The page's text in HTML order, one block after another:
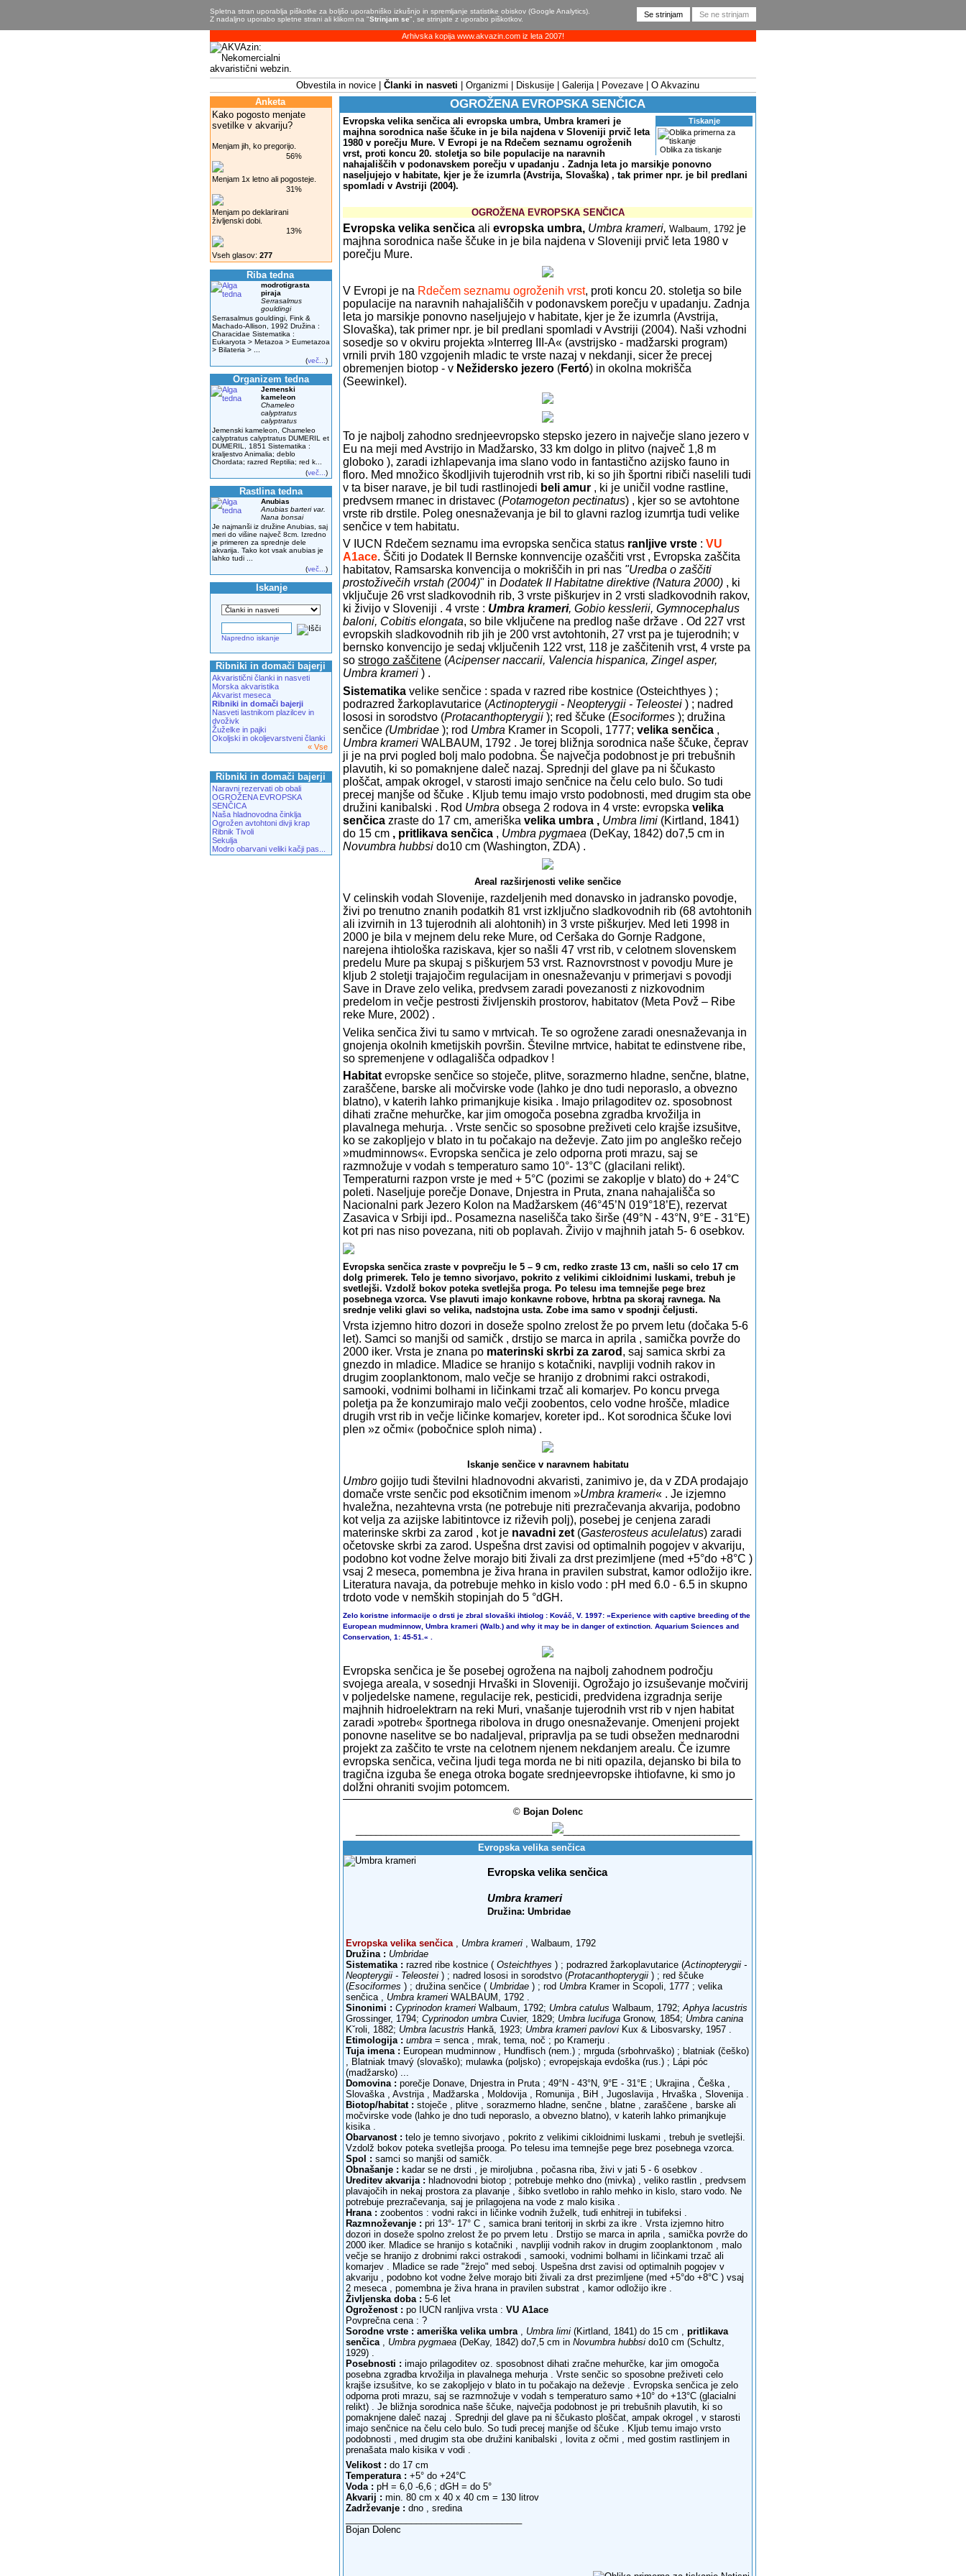
Spletna stran uporablja piškotke za boljšo uporabniško izkušnjo in spremljanje statistike obiskov (Google Analytics).
Z nadaljno uporabo spletne strani ali klikom na "Strinjam se", se strinjate z uporabo piškotkov.
Arhivska kopija www.akvazin.com iz leta 2007!
Obvestila in novice Članki in nasveti Organizmi Diskusije Galerija Povezave
O Akvazinu
Anketa
Kako pogosto menjate
svetilke v akvariju?
Menjam jih, ko pregorijo.
56%
Menjam 1x letno ali pogosteje.
31%
Menjam po deklarirani
življenski dobi.
13%
Vseh glasov: 277
Riba tedna
modrotigrasta
piraja
Serrasalmus
gouldingi
Serrasalmus gouldingi, Fink &
Machado-Allison, 1992 Družina :
Characidae Sistematika :
Eukaryota > Metazoa > Eumetazoa
> Bilateria > ...
(več... )
Organizem tedna
Jemenski
kameleon
Chameleo
calyptratus
calyptratus
Jemenski kameleon, Chameleo
calyptratus calyptratus DUMERIL et
DUMERIL, 1851 Sistematika :
kraljestvo Animalia; deblo
Chordata; razred Reptilia; red k...
(več... )
Rastlina tedna
Anubias
Anubias barteri var.
Nana bonsai
Je najmanši iz družine Anubias, saj
meri do višine največ 8cm. Izredno
je primeren za sprednje dele
akvarija. Tako kot vsak anubias je
lahko tudi ...
(več... )
Iskanje
Napredno iskanje
Ribniki in domači bajerji
Akvaristični članki in nasveti
Morska akvaristika
Akvarist meseca
Ribniki in domači bajerji
Nasveti lastnikom plazilcev in
dvoživk
Žuželke in pajki
Okoljski in okoljevarstveni članki
« Vse
Ribniki in domači bajerji
Naravni rezervati ob obali
OGROŽENA EVROPSKA
SENČICA
Naša hladnovodna činklja
Ogrožen avtohtoni divji krap
Ribnik Tivoli
Sekulja
Modro obarvani veliki kačji pas...
OGROŽENA EVROPSKA SENČICA
Tiskanje
Oblika za tiskanje
Evropska velika senčica ali evropska umbra, Umbra krameri je
majhna sorodnica naše ščuke in je bila najdena v Sloveniji prvič leta
1980 v porečju Mure. V Evropi je na Rdečem seznamu ogroženih
vrst, proti koncu 20. stoletja so bile populacije na naravnih
nahajališčih v podonavskem porečju v upadanju . Zadnja leta jo marsikje ponovno
naseljujejo v habitate, kjer je že izumrla (Avstrija, Slovaška) , tak primer npr. je bil predlani
spomladi v Avstriji (2004).
OGROŽENA EVROPSKA SENČICA
Evropska velika senčica ali evropska umbra, Umbra krameri, Walbaum, 1792 je
majhna sorodnica naše ščuke in je bila najdena v Sloveniji prvič leta 1980 v
porečju Mure.
V Evropi je na Rdečem seznamu ogroženih vrst, proti koncu 20. stoletja so bile
populacije na naravnih nahajališčih v podonavskem porečju v upadanju. Zadnja
leta jo marsikje ponovno naseljujejo v habitate, kjer je že izumrla (Avstrija,
Slovaška), tak primer npr. je bil predlani spomladi v Avstriji (2004). Naši vzhodni
sosedje so v okviru projekta »Interreg III-A« (avstrijsko - madžarski program)
vrnili prvih 180 vzgojenih mladic te vrste nazaj v nekdanji, sicer že precej
obremenjen biotop - v Nežidersko jezero (Fertó) in okolna mokrišča
(Seewinkel).
To je najbolj zahodno srednjeevropsko stepsko jezero in največje slano jezero v
Eu na meji med Avstrijo in Madžarsko, 33 km dolgo in plitvo (največ 1,8 m
globoko ), zaradi izhlapevanja ima slano vodo in fantastično azijsko fauno in
floro. Med množico škodljivih tujerodnih vrst rib, ki so jih športni ribiči naselili tudi
v ta biser narave, je bil tudi rastlinojedi beli amur , ki je uničil vodne rastline,
predvsem rmanec in dristavec (Potamogeton pectinatus) , kjer so se avtohtone
vrste rib drstile. Poleg onesnaževanja je bil to glavni razlog izumrtja tudi velike
senčice v tem habitatu.
V IUCN Rdečem seznamu ima evropska senčica status ranljive vrste : VU
A1ace. Ščiti jo Dodatek II Bernske konnvencije ozaščiti vrst , Evropska zaščita
habitatov, Ramsarska konvencija o mokriščih in pri nas "Uredba o zaščiti
prostoživečih vrstah (2004)" in Dodatek II Habitatne direktive (Natura 2000) , ki
vključuje 26 vrst sladkovodnih rib, 3 vrste piškurjev in 2 vrsti sladkovodnih rakov,
ki živijo v Sloveniji . 4 vrste : Umbra krameri, Gobio kesslerii, Gymnocephalus
baloni, Cobitis elongata, so bile vključene na predlog naše države . Od 227 vrst
evropskih sladkovodnih rib jih je 200 vrst avtohtonih, 27 vrst pa je tujerodnih; v
bernsko konvencijo je sedaj vključenih 122 vrst, 118 je zaščitenih vrst, 4 vrste pa
so strogo zaščitene (Acipenser naccarii, Valencia hispanica, Zingel asper,
Umbra krameri ) .
Sistematika velike senčice : spada v razred ribe kostnice (Osteichthyes ) ;
podrazred žarkoplavutarice (Actinopterygii - Neopterygii - Teleostei ) ; nadred
lososi in sorodstvo (Protacanthopterygii ); red ščuke (Esociformes ); družina
senčice (Umbridae ); rod Umbra Kramer in Scopoli, 1777; velika senčica ,
Umbra krameri WALBAUM, 1792 . Je torej bližnja sorodnica naše ščuke, čeprav
ji je na prvi pogled bolj malo podobna. Še največja podobnost je pri trebušnih
plavutih, ki so pomaknjene daleč nazaj. Sprednji del glave pa ni ščukasto
ploščat, ampak okrogel, v starosti imajo senčnice na čelu celo bulo. So tudi
precej manjše od ščuke . Kljub temu imajo vrsto podobnosti, med drugim sta obe
družini kanibalski . Rod Umbra obsega 2 rodova in 4 vrste: evropska velika
senčica zraste do 17 cm, ameriška velika umbra , Umbra limi (Kirtland, 1841)
do 15 cm , pritlikava senčica , Umbra pygmaea (DeKay, 1842) do7,5 cm in
Novumbra hubbsi do10 cm (Washington, ZDA) .
Areal razširjenosti velike senčice
V celinskih vodah Slovenije, razdeljenih med donavsko in jadransko povodje,
živi po trenutno znanih podatkih 81 vrst izključno sladkovodnih rib (68 avtohtonih
ali izvirnih in 13 tujerodnih ali alohtonih) in 3 vrste piškurjev. Med leti 1998 in
2000 je bila v mejnem delu reke Mure, od Ceršaka do Gornje Radgone,
narejena ihtiološka raziskava, kjer so našli 47 vrst rib, v celotnem slovenskem
predelu Mure pa skupaj s piškurjem 53 vrst. Raznovrstnost v povodju Mure je
kljub 2 stoletji trajajočim regulacijam in onesnaževanju v primerjavi s povodji
Save in Drave zelo velika, predvsem zaradi povezanosti z nizkovodnim
predelom in večje pestrosti življenskih prostorov, habitatov (Meta Povž – Ribe
reke Mure, 2002) .
Velika senčica živi tu samo v mrtvicah. Te so ogrožene zaradi onesnaževanja in
gnojenja okolnih kmetijskih površin. Številne mrtvice, habitat te edinstvene ribe,
so spremenjene v odlagališča odpadkov !
Habitat evropske senčice so stoječe, plitve, sorazmerno hladne, senčne, blatne,
zaraščene, barske ali močvirske vode (lahko je dno tudi neporaslo, a obvezno
blatno), v katerih lahko primanjkuje kisika . Imajo prilagoditev oz. sposobnost
dihati zračne mehurčke, kar jim omogoča posebna zgradba krvožilja in
plavalnega mehurja. . Vrste senčic so sposobne preživeti celo krajše izsušitve,
ko se zakopljejo v blato in tu počakajo na deževje. Zato jim po angleško rečejo
»mudminnows«. Evropska senčica je zelo odporna proti mrazu, saj se
razmnožuje v vodah s temperaturo samo 10°- 13°C (glacilani relikt).
Temperaturni razpon vrste je med + 5°C (pozimi se zakoplje v blato) do + 24°C
poleti. Naseljuje porečje Donave, Dnjestra in Pruta, znana nahajališča so
Nacionalni park Jezero Kolon na Madžarskem (46°45’N 019°18’E), rezervat
Zasavica v Srbiji ipd.. Posamezna naselišča tako širše (49°N - 43°N, 9°E - 31°E)
kot pri nas niso povezana, niti ob poplavah. Živijo v majhnih jatah 5- 6 osebkov.
Evropska senčica zraste v povprečju le 5 – 9 cm, redko zraste 13 cm, našli so celo 17 cm
dolg primerek. Telo je temno sivorjavo, pokrito z velikimi cikloidnimi luskami, trebuh je
svetlejši. Vzdolž bokov poteka svetlejša proga. Po telesu ima temnejše pege brez
posebnega vzorca. Vse plavuti imajo konkavne robove, hrbtna pa skoraj ravnega. Na
srednje veliki glavi so velika, nadstojna usta. Zobe ima samo v spodnji čeljusti.
Vrsta izjemno hitro dozori in doseže spolno zrelost že po prvem letu (dočaka 5-6
let). Samci so manjši od samičk , drstijo se marca in aprila , samička povrže do
2000 iker. Vrsta je znana po materinski skrbi za zarod , saj samica skrbi za
gnezdo in mladice. Mladice se hranijo s kotačniki, navpliji vodnih rakov in
drugim zooplanktonom, malo večje se hranijo z drobnimi rakci ostrakodi,
samooki, vodnimi bolhami in ličinkami trzač ali komarjev. Po koncu prvega
poletja pa že konzumirajo malo večji zoobentos, celo vodne hrošče, mladice
drugih vrst rib in večje ličinke komarjev, koreter ipd.. Kot sorodnica ščuke lovi
plen »z očmi« (pobočnice sploh nima) .
Iskanje senčice v naravnem habitatu
Umbro gojijo tudi številni hladnovodni akvaristi, zanimivo je, da v ZDA prodajajo
domače vrste senčic pod eksotičnim imenom »Umbra krameri« . Je izjemno
hvaležna, nezahtevna vrsta (ne potrebuje niti prezračevanja akvarija, podobno
kot velja za azijske labitintovce iz riževih polj), posebej je cenjena zaradi
materinske skrbi za zarod , kot je navadni zet (Gasterosteus aculelatus) zaradi
očetovske skrbi za zarod. Uspešna drst zavisi od optimalnih pogojev v akvariju,
podobno kot vodne želve morajo biti živali za drst prezimljene (med +5°do +8°C )
vsaj 2 meseca, pomembna je živa hrana in pravilen substrat, kamor odložijo ikre.
Literatura navaja, da potrebuje mehko in kislo vodo : pH med 6.0 - 6.5 in skupno
trdoto vode v nemških stopinjah do 5 °dGH.
Zelo koristne informacije o drsti je zbral slovaški ihtiolog : Kováč, V. 1997: »Experience with captive breeding of the
European mudminnow, Umbra krameri (Walb.) and why it may be in danger of extinction. Aquarium Sciences and
Conservation, 1: 45-51.« .
Evropska senčica je še posebej ogrožena na najbolj zahodnem področju
svojega areala, v sosednji Hrvaški in Sloveniji. Ogrožajo jo izsuševanje močvirij
v poljedelske namene, regulacije rek, pesticidi, predvidena izgradnja serije
majhnih hidroelektrarn na reki Muri, vnašanje tujerodnih vrst rib v njen habitat
zaradi »potreb« športnega ribolova in drugo onesnaževanje. Omenjeni projekt
ponovne naselitve se bo nadaljeval, pripravlja pa se tudi obsežen mednarodni
projekt za zaščito te vrste na celotnem njenem nekdanjem arealu. Če izumre
evropska senčica, večina ljudi tega morda ne bi niti opazila, dejansko bi bila to
tragična izguba še enega otroka bogate srednjeevropske ihtiofavne, ki smo jo
dolžni ohraniti svojim potomcem.
© Bojan Dolenc
Evropska velika senčica
Evropska velika senčica
Umbra krameri
Družina: Umbridae
Evropska velika senčica Umbra krameri , Walbaum, 1792
Družina : Umbridae
Sistematika : razred ribe kostnice ( Osteichthyes ) ; podrazred žarkoplavutarice (Actinopterygii -
Neopterygii - Teleostei ) ; nadred lososi in sorodstvo (Protacanthopterygii ) ; red ščuke
(Esociformes ) ; družina senčice ( Umbridae ) ; rod Umbra Kramer in Scopoli, 1777 ; velika
senčica , Umbra krameri WALBAUM, 1792 .
Sinonimi : Cyprinodon krameri Walbaum, 1792; Umbra catulus Walbaum, 1792; Aphya lacustris
Grossinger, 1794; Cyprinodon umbra Cuvier, 1829; Umbra lucifuga Gronow, 1854; Umbra canina
Kˇroli, 1882; Umbra lacustris Hankă, 1923; Umbra krameri pavlovi Kux & Libosvarsky, 1957 .
Etimologija : umbra = senca , mrak, tema, noč ; po Kramerju .
Tuja imena : European mudminnow , Hundfisch (nem.) ; mrguda (srbohrvaško) ; blatniak (češko)
, Blatniak tmavý (slovaško); mulawka (poljsko) ; evropejskaja evdoška (rus.) ; Lápi póc
(madžarsko) ...
Domovina : porečje Donave, Dnjestra in Pruta ; 49°N - 43°N, 9°E - 31°E ; Ukrajina , Češka ,
Slovaška , Avstrija , Madžarska , Moldovija , Romunija , BiH , Jugoslavija , Hrvaška , Slovenija .
Biotop/habitat : stoječe , plitve , sorazmerno hladne, senčne , blatne , zaraščene , barske ali
močvirske vode (lahko je dno tudi neporaslo, a obvezno blatno), v katerih lahko primanjkuje
kisika .
Obarvanost : telo je temno sivorjavo , pokrito z velikimi cikloidnimi luskami , trebuh je svetlejši.
Vzdolž bokov poteka svetlejša prooga. Po telesu ima temnejše pege brez posebnega vzorca.
Spol : samci so manjši od samičk.
Obnašanje : kadar se ne drsti , je miroljubna , počasna riba, živi v jati 5 - 6 osebkov .
Ureditev akvarija : hladnovodni biotop ; potrebuje mehko dno (mivka) , veliko rastlin , predvsem
plavajočih in nekaj prostora za plavanje , šibko svetlobo in rahlo mehko in kislo, staro vodo. Ne
potrebuje prezračevanja, saj je prilagojena na vode z malo kisika .
Hrana : zoobentos : vodni rakci in ličinke vodnih žuželk, tudi enhitreji in tubifeksi .
Razmnoževanje : pri 13°- 17° C , samica brani teritorij in skrbi za ikre . Vrsta izjemno hitro
dozori in doseže spolno zrelost že po prvem letu . Drstijo se marca in aprila , samička povrže do
2000 iker. Mladice se hranijo s kotačniki , navpliji vodnih rakov in drugim zooplanktonom , malo
večje se hranijo z drobnimi rakci ostrakodi , samooki, vodnimi bolhami in ličinkami trzač ali
komarjev . Mladice se rade "žrejo" med seboj. Uspešna drst zavisi od optimalnih pogojev v
akvariju , podobno kot vodne želve morajo biti živali za drst prezimljene (med +5°do +8°C ) vsaj
2 meseca , pomembna je živa hrana in pravilen substrat , kamor odložijo ikre .
Življenska doba : 5-6 let
Ogroženost : po IUCN ranljiva vrsta : VU A1ace
Povprečna cena : ?
Sorodne vrste : ameriška velika umbra Umbra limi (Kirtland, 1841) do 15 cm , pritlikava
senčica
Umbra pygmaea (DeKay, 1842) do7,5 cm in Novumbra hubbsi do10 cm (Schultz,
1929) .
Posebnosti : imajo prilagoditev oz. sposobnost dihati zračne mehurčke, kar jim omogoča
posebna zgradba krvožilja in plavalnega mehurja . Vrste senčic so sposobne preživeti celo
krajše izsušitve, ko se zakopljejo v blato in tu počakajo na deževje . Evropska senčica je zelo
odporna proti mrazu, saj se razmnožuje v vodah s temperaturo samo +10° do +13°C (glacialni
relikt) . Je bližnja sorodnica naše ščuke, največja podobnost je pri trebušnih plavutih, ki so
pomaknjene daleč nazaj . Sprednji del glave pa ni ščukasto ploščat, ampak okrogel , v starosti
imajo senčnice na čelu celo bulo. So tudi precej manjše od ščuke . Kljub temu imajo vrsto
podobnosti , med drugim sta obe družini kanibalski , lovita z očmi , med gostim rastlinjem in
prenašata malo kisika v vodi .
Velikost : do 17 cm
Temperatura : +5° do +24°C
Voda : pH = 6,0 -6,6 ; dGH = do 5°
Akvarij : min. 80 cm x 40 x 40 cm = 130 litrov
Zadrževanje : dno , sredina
Bojan Dolenc